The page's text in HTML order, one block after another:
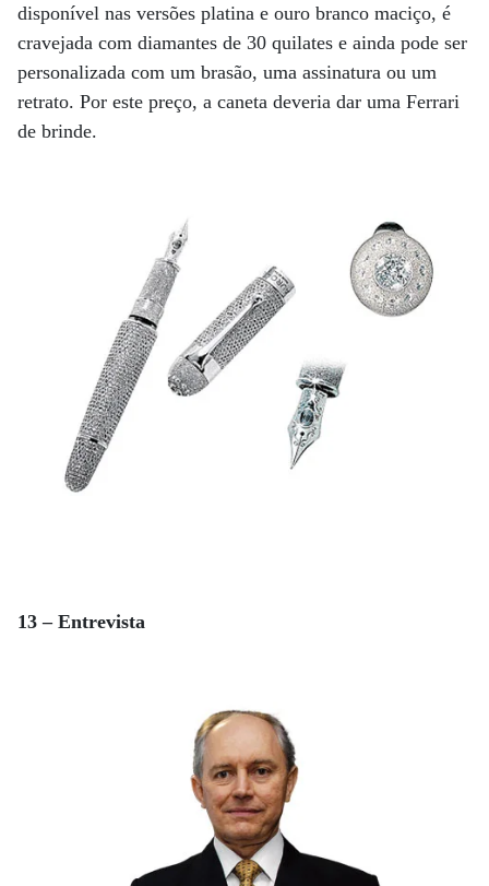
disponível nas versões platina e ouro branco maciço, é
cravejada com diamantes de 30 quilates e ainda pode ser
personalizada com um brasão, uma assinatura ou um
retrato. Por este preço, a caneta deveria dar uma Ferrari
de brinde.
13 – Entrevista